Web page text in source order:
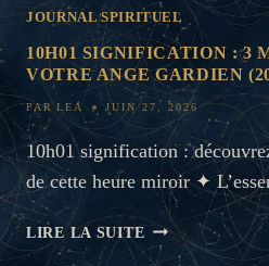
JOURNAL SPIRITUEL
10H01 SIGNIFICATION : 3
VOTRE ANGE GARDIEN
PAR LEA JUIN 27, 2026
10h01 signification :
de cette heure miroir ✦
LIRE LA SUITE 10H01
SIGNIFICATION